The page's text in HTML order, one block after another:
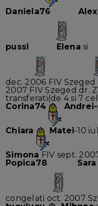
Daniela76
pussi Elena si
dec. 2006 FIV
2007 FIV Szeged dr.
transferati(de 4 si 7
Corina74
Chiara Matei-10
Simona FIV sept.
Popica78
congelati oct. 2007